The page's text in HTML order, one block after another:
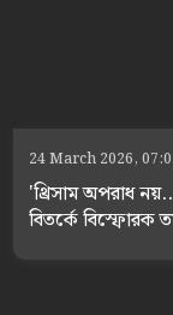
24 March 2026,
'থ্রিসাম অপরাধ
বিতর্কে বিস্ফোরক